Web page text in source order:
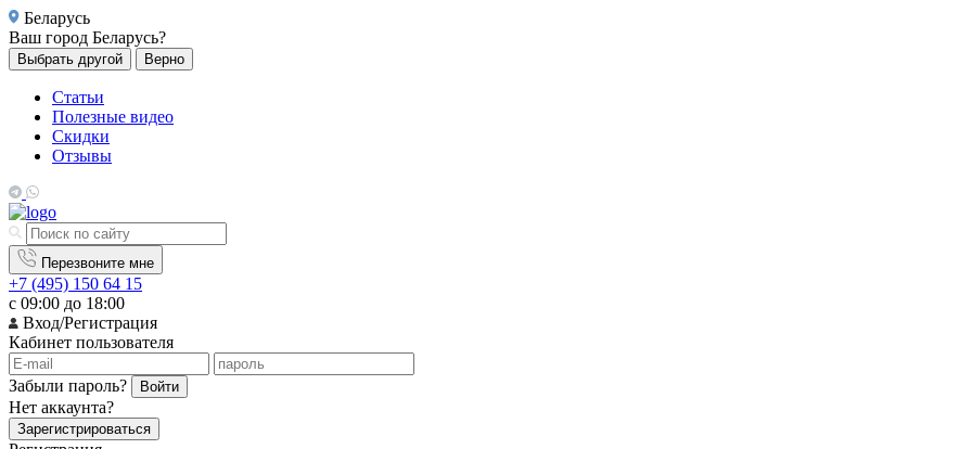
Беларусь
Ваш город Беларусь?
Выбрать другой Верно
Статьи
Полезные видео
Скидки
Отзывы
Перезвоните мне
+7 (495) 150 64 15
с 09:00 до 18:00
Вход/Регистрация
Кабинет пользователя
Забыли пароль? Войти
Нет аккаунта?
Зарегистрироваться